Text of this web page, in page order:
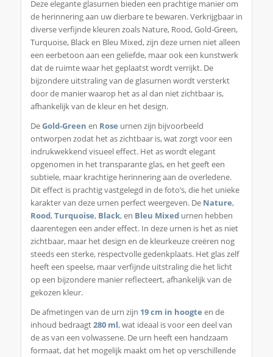
Deze elegante glasurnen bieden een prachtige manier om
de herinnering aan uw dierbare te bewaren. Verkrijgbaar in
diverse verfijnde kleuren zoals Nature, Rood, Gold-Green,
Turquoise, Black en Bleu Mixed, zijn deze urnen niet alleen
een eerbetoon aan een geliefde, maar ook een kunstwerk
dat de ruimte waar het geplaatst wordt verrijkt. De
bijzondere uitstraling van de glasurnen wordt versterkt
door de manier waarop het as al dan niet zichtbaar is,
afhankelijk van de kleur en het design.
DeGold-Green en Rose urnen zijn bijvoorbeeld
ontworpen zodat het as zichtbaar is, wat zorgt voor een
indrukwekkend visueel effect. Het as wordt elegant
opgenomen in het transparante glas, en het geeft een
subtiele, maar krachtige herinnering aan de overledene.
Dit effect is prachtig vastgelegd in de foto’s, die het unieke
karakter van deze urnen perfect weergeven. De Nature,
Rood,Turquoise, Black, en Bleu Mixedurnen hebben
daarentegen een ander effect. In deze urnen is het as niet
zichtbaar, maar het design en de kleurkeuze creëren nog
steeds een sterke, respectvolle gedenkplaats. Het glas zelf
heeft een speelse, maar verfijnde uitstraling die het licht
op een bijzondere manier reflecteert, afhankelijk van de
gekozen kleur.
De afmetingen van de urn zijn 19 cm in hoogte en de
inhoud bedraagt280 ml, wat ideaal is voor een deel van
de as van een volwassene. De urn heeft een handzaam
formaat, dat het mogelijk maakt om het op verschillende